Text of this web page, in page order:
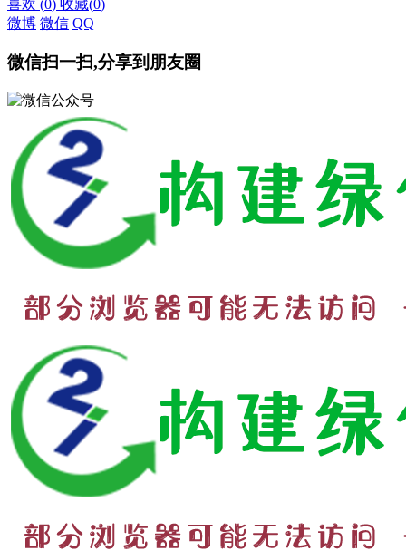
喜欢 (0) 收藏(0)
微博 微信 QQ
微信扫一扫,分享到朋友圈